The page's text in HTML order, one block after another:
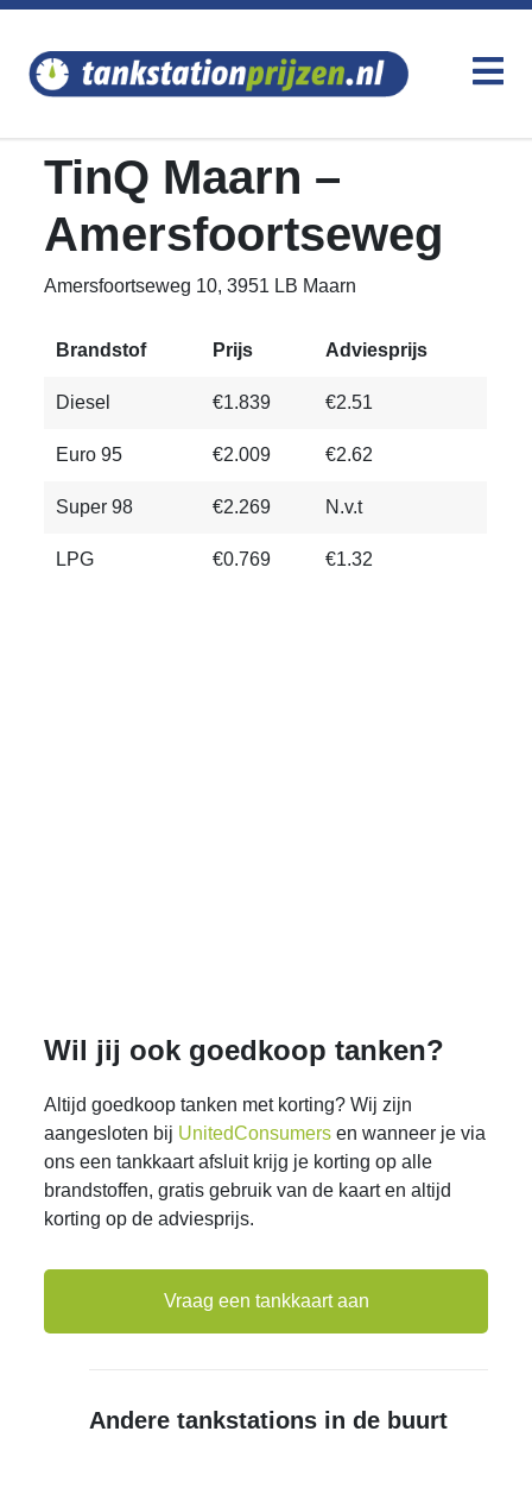
TinQ Maarn –
Amersfoortseweg
Amersfoortseweg 10, 3951 LB Maarn
Brandstof Prijs Adviesprijs
Diesel €1.839 €2.51
Euro 95 €2.009 €2.62
Super 98 €2.269 N.v.t
LPG €0.769 €1.32
Wil jij ook goedkoop tanken?
Altijd goedkoop tanken met korting? Wij zijn
aangesloten bij UnitedConsumers en wanneer je via
ons een tankkaart afsluit krijg je korting op alle
brandstoffen, gratis gebruik van de kaart en altijd
korting op de adviesprijs.
Vraag een tankkaart aan
Andere tankstations in de buurt